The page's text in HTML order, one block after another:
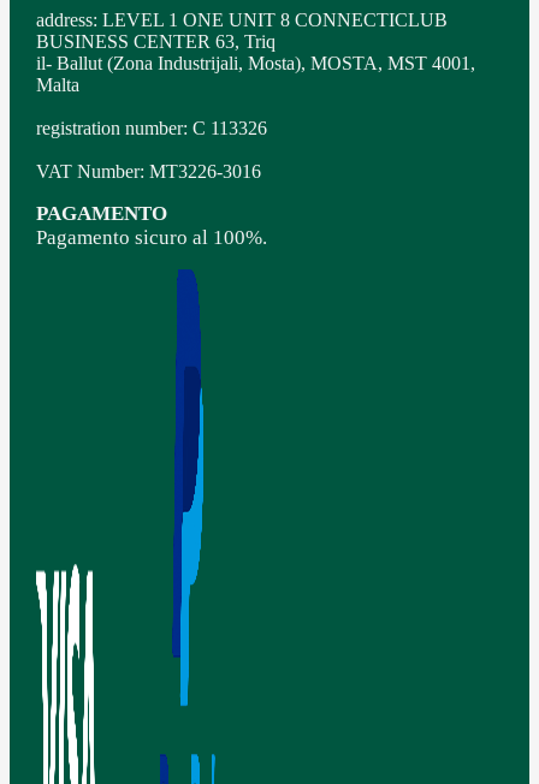
address: LEVEL 1 ONE UNIT 8 CONNECTICLUB
BUSINESS CENTER 63, Triq
il- Ballut (Zona Industrijali, Mosta), MOSTA, MST 4001,
Malta
registration number: C 113326
VAT Number: MT3226-3016
PAGAMENTO
Pagamento sicuro al 100%.